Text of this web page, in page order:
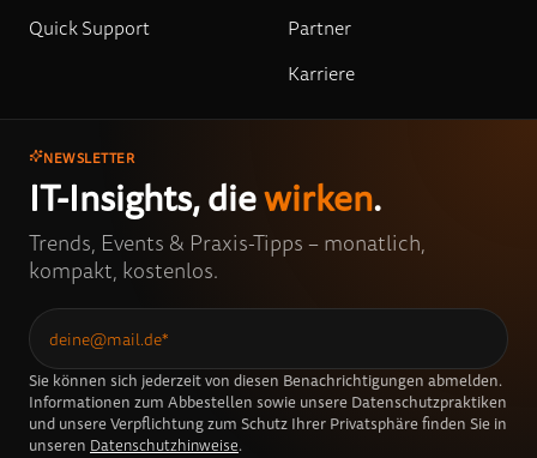
Quick Support
Partner
Karriere
NEWSLETTER
IT-Insights, diewirken.
Trends, Events & Praxis-Tipps – monatlich,
kompakt, kostenlos.
Sie können sich jederzeit von diesen Benachrichtigungen abmelden.
Informationen zum Abbestellen sowie unsere Datenschutzpraktiken
und unsere Verpflichtung zum Schutz Ihrer Privatsphäre finden Sie in
unseren Datenschutzhinweise.